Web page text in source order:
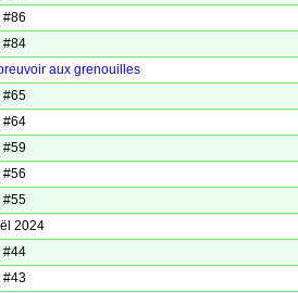
#86
#84
aux grenouilles
#65
#64
#59
#56
#55
2024
#44
#43